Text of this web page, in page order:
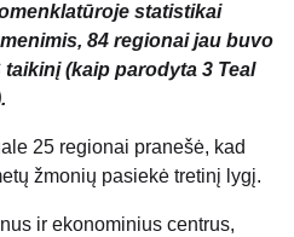
statistikai
84 regionai jau buvo
(kaip parodyta 3 Teal
25 regionai pranešė, kad
žmonių pasiekė tretinį lygį.
ir ekonominius centrus,